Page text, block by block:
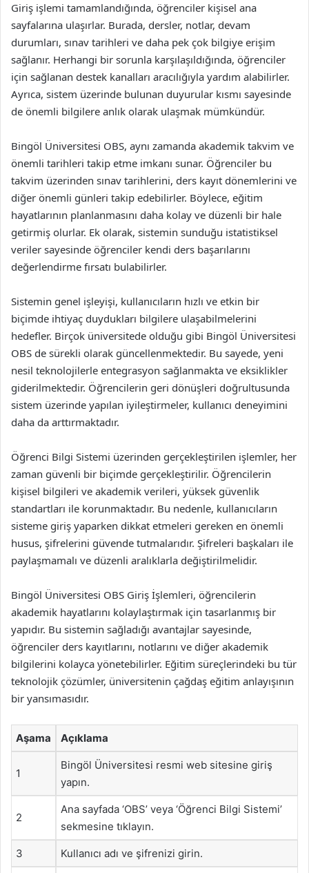
Giriş işlemi tamamlandığında, öğrenciler kişisel ana
sayfalarına ulaşırlar. Burada, dersler, notlar, devam
durumları, sınav tarihleri ve daha pek çok bilgiye erişim
sağlanır. Herhangi bir sorunla karşılaşıldığında, öğrenciler
için sağlanan destek kanalları aracılığıyla yardım alabilirler.
Ayrıca, sistem üzerinde bulunan duyurular kısmı sayesinde
de önemli bilgilere anlık olarak ulaşmak mümkündür.
Bingöl Üniversitesi OBS, aynı zamanda akademik takvim ve
önemli tarihleri takip etme imkanı sunar. Öğrenciler bu
takvim üzerinden sınav tarihlerini, ders kayıt dönemlerini ve
diğer önemli günleri takip edebilirler. Böylece, eğitim
hayatlarının planlanmasını daha kolay ve düzenli bir hale
getirmiş olurlar. Ek olarak, sistemin sunduğu istatistiksel
veriler sayesinde öğrenciler kendi ders başarılarını
değerlendirme fırsatı bulabilirler.
Sistemin genel işleyişi, kullanıcıların hızlı ve etkin bir
biçimde ihtiyaç duydukları bilgilere ulaşabilmelerini
hedefler. Birçok üniversitede olduğu gibi Bingöl Üniversitesi
OBS de sürekli olarak güncellenmektedir. Bu sayede, yeni
nesil teknolojilerle entegrasyon sağlanmakta ve eksiklikler
giderilmektedir. Öğrencilerin geri dönüşleri doğrultusunda
sistem üzerinde yapılan iyileştirmeler, kullanıcı deneyimini
daha da arttırmaktadır.
Öğrenci Bilgi Sistemi üzerinden gerçekleştirilen işlemler, her
zaman güvenli bir biçimde gerçekleştirilir. Öğrencilerin
kişisel bilgileri ve akademik verileri, yüksek güvenlik
standartları ile korunmaktadır. Bu nedenle, kullanıcıların
sisteme giriş yaparken dikkat etmeleri gereken en önemli
husus, şifrelerini güvende tutmalarıdır. Şifreleri başkaları ile
paylaşmamalı ve düzenli aralıklarla değiştirilmelidir.
Bingöl Üniversitesi OBS Giriş İşlemleri, öğrencilerin
akademik hayatlarını kolaylaştırmak için tasarlanmış bir
yapıdır. Bu sistemin sağladığı avantajlar sayesinde,
öğrenciler ders kayıtlarını, notlarını ve diğer akademik
bilgilerini kolayca yönetebilirler. Eğitim süreçlerindeki bu tür
teknolojik çözümler, üniversitenin çağdaş eğitim anlayışının
bir yansımasıdır.
Aşama Açıklama
1
Bingöl Üniversitesi resmi web sitesine giriş
yapın.
2
Ana sayfada ‘OBS’ veya ‘Öğrenci Bilgi Sistemi’
sekmesine tıklayın.
3 Kullanıcı adı ve şifrenizi girin.